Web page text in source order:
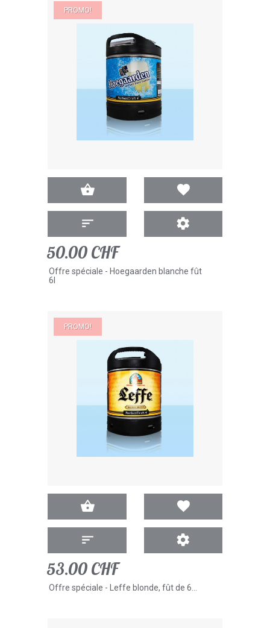
PROMO!
50.00 CHF
Offre spéciale - Hoegaarden blanche fût
6l
PROMO!
53.00 CHF
Offre spéciale - Leffe blonde, fût de 6...